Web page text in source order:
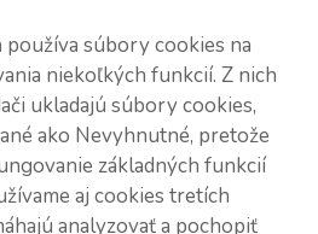
súbory cookies na
niekoľkých funkcií. Z nich
ukladajú súbory cookies,
ako Nevyhnutné, pretože
základných funkcií
aj cookies tretích
analyzovať a pochopiť